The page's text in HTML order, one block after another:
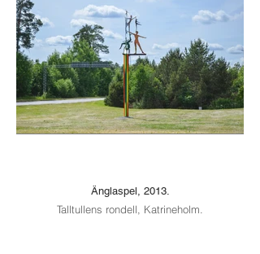
Änglaspel, 2013.
Talltullens rondell, Katrineholm.